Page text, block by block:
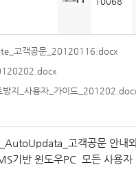
고객공문_20120116.docx
방지_사용자_가이드
고객공문 안내
기반 윈도우PC 모든 사용자